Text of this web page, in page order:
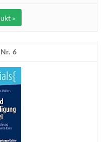
»
6